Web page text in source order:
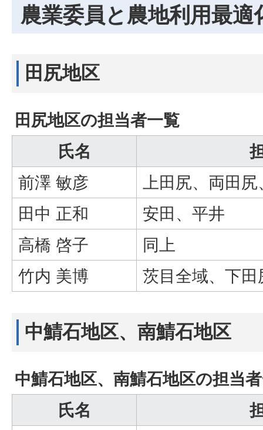
農業委員と農地利用最適
田尻地区
田尻地区の担当者一覧
氏名
前澤 敏彦
上田尻、両田
田中 正和
安田、平井
高橋 啓子
同上
竹内 美博
茨目全域、下田
中鯖石地区、南鯖石地区
中鯖石地区、南鯖石地区の担当
氏名